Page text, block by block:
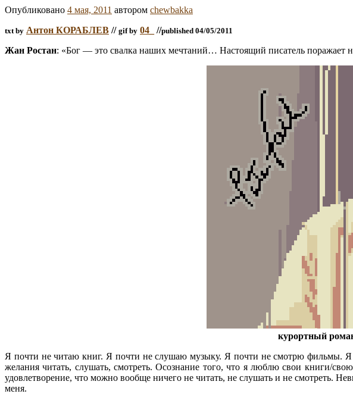
Опубликовано 4 мая, 2011 автором chewbakka
txt by Антон КОРАБЛЕВ // gif by 04_ //published 04/05/2011
Жан Ростан: «Бог — это свалка наших мечтаний… Настоящий писатель поражает
курортный
Я почти не читаю книг. Я почти не слушаю музыку. Я почти не смотрю фильмы. Я
желания читать, слушать, смотреть. Осознание того, что я люблю свои книги/
удовлетворение, что можно вообще ничего не читать, не слушать и не смотреть.
меня.